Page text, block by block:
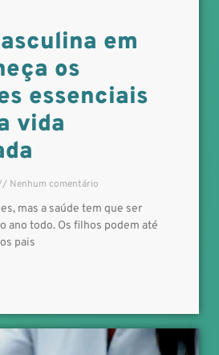
em
os
essenciais
vida
Nenhum comentário
mas a saúde tem que ser
ano todo. Os filhos podem até
pais